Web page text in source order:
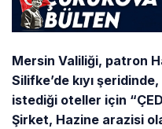
Mersin Valiliği, patron
Silifke’de kıyı
istediği oteller için
Şirket, Hazine arazisi